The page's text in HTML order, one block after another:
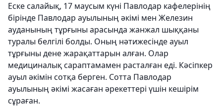
Еске салайық, 17 маусым күні Павлодар кафелерінің
бірінде Павлодар ауылының әкімі мен Железин
ауданының тұрғыны арасында жанжал шыққаны
туралы белгілі болды. Оның нәтижесінде ауыл
тұрғыны дене жарақаттарын алған. Олар
медициналық сараптамамен расталған еді. Кәсіпкер
ауыл әкімін сотқа берген. Сотта Павлодар
ауылының әкімі жасаған әрекеттері үшін кешірім
сұраған.